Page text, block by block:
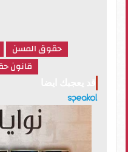
حقوق المسن
قانون